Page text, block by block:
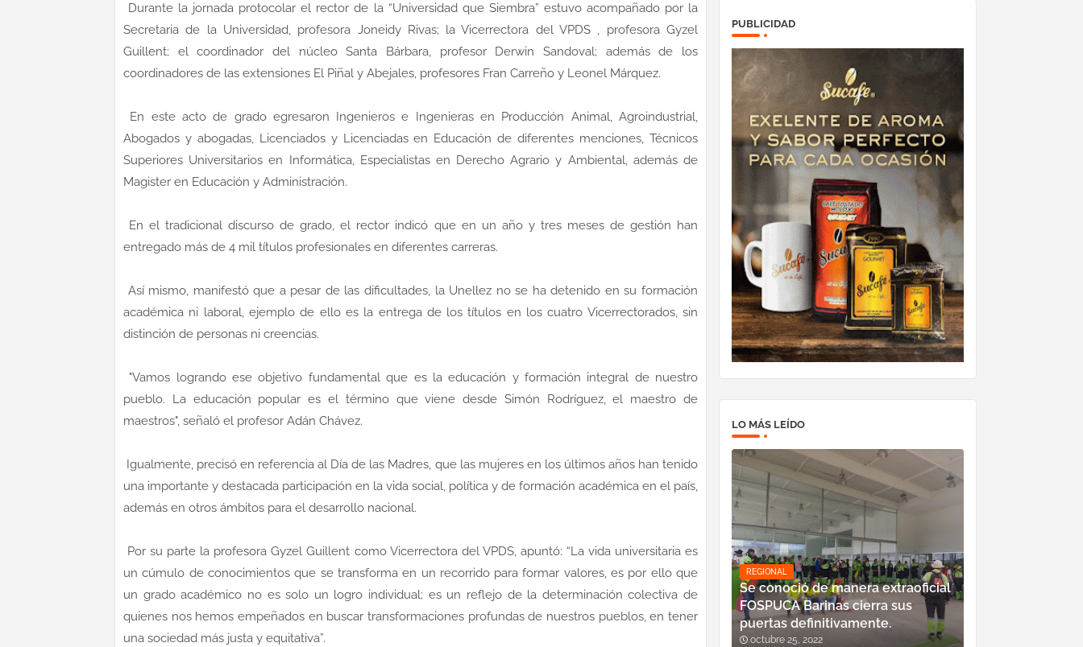
Durante la jornada protocolar el rector de la “Universidad que Siembra” estuvo acompañado por la
Secretaria de la Universidad, profesora Joneidy Rivas; la Vicerrectora del VPDS , profesora Gyzel
Guillent; el coordinador del núcleo Santa Bárbara, profesor Derwin Sandoval; además de los
coordinadores de las extensiones El Piñal y Abejales, profesores Fran Carreño y Leonel Márquez.
En este acto de grado egresaron Ingenieros e Ingenieras en Producción Animal, Agroindustrial,
Abogados y abogadas, Licenciados y Licenciadas en Educación de diferentes menciones, Técnicos
Superiores Universitarios en Informática, Especialistas en Derecho Agrario y Ambiental, además de
Magister en Educación y Administración.
En el tradicional discurso de grado, el rector indicó que en un año y tres meses de gestión han
entregado más de 4 mil títulos profesionales en diferentes carreras.
Así mismo, manifestó que a pesar de las dificultades, la Unellez no se ha detenido en su formación
académica ni laboral, ejemplo de ello es la entrega de los títulos en los cuatro Vicerrectorados, sin
distinción de personas ni creencias.
"Vamos logrando ese objetivo fundamental que es la educación y formación integral de nuestro
pueblo. La educación popular es el término que viene desde Simón Rodríguez, el maestro de
maestros", señaló el profesor Adán Chávez.
Igualmente, precisó en referencia al Día de las Madres, que las mujeres en los últimos años han tenido
una importante y destacada participación en la vida social, política y de formación académica en el país,
además en otros ámbitos para el desarrollo nacional.
Por su parte la profesora Gyzel Guillent como Vicerrectora del VPDS, apuntó: “La vida universitaria es
un cúmulo de conocimientos que se transforma en un recorrido para formar valores, es por ello que
un grado académico no es solo un logro individual; es un reflejo de la determinación colectiva de
quienes nos hemos empeñados en buscar transformaciones profundas de nuestros pueblos, en tener
una sociedad más justa y equitativa”.
PUBLICIDAD
LO MÁS LEÍDO
REGIONAL
Se conoció de manera extraoficial
FOSPUCA Barinas cierra sus
puertas definitivamente.
octubre 25, 2022